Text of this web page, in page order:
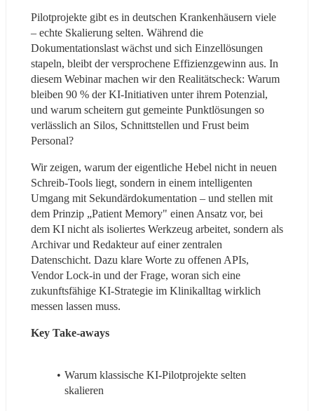
Pilotprojekte gibt es in deutschen Krankenhäusern viele
– echte Skalierung selten. Während die
Dokumentationslast wächst und sich Einzellösungen
stapeln, bleibt der versprochene Effizienzgewinn aus. In
diesem Webinar machen wir den Realitätscheck: Warum
bleiben 90 % der KI-Initiativen unter ihrem Potenzial,
und warum scheitern gut gemeinte Punktlösungen so
verlässlich an Silos, Schnittstellen und Frust beim
Personal?
Wir zeigen, warum der eigentliche Hebel nicht in neuen
Schreib-Tools liegt, sondern in einem intelligenten
Umgang mit Sekundärdokumentation – und stellen mit
dem Prinzip „Patient Memory" einen Ansatz vor, bei
dem KI nicht als isoliertes Werkzeug arbeitet, sondern als
Archivar und Redakteur auf einer zentralen
Datenschicht. Dazu klare Worte zu offenen APIs,
Vendor Lock-in und der Frage, woran sich eine
zukunftsfähige KI-Strategie im Klinikalltag wirklich
messen lassen muss.
Key Take-aways
Warum klassische KI-Pilotprojekte selten
skalieren